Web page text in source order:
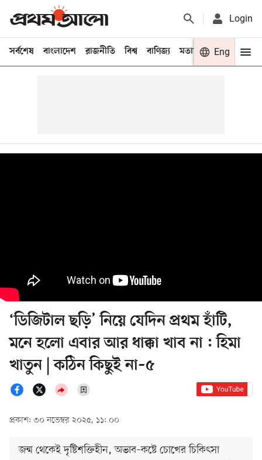
Login
সর্বশেষ বাংলাদেশ রাজনীতি বিশ্ব বাণিজ্য মতামত খেলা
Eng
‘ডিজিটাল ছড়ি’ নিয়ে যেদিন প্রথম হাঁটি,
মনে হলো এবার আর ধাক্কা খাব না : হিমা
খাতুন | কঠিন কিছুই না–৫
প্রকাশ: ৩০ নভেম্বর ২০২৫, ১১: ০০
জন্ম থেকেই দৃষ্টিশক্তিহীন, অভাব–কষ্টে চোখের চিকিৎসা